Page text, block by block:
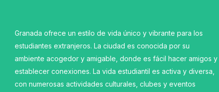
Granada ofrece un estilo de vida único y vibrante para los
estudiantes extranjeros. La ciudad es conocida por su
ambiente acogedor y amigable, donde es fácil hacer amigos y
establecer conexiones. La vida estudiantil es activa y diversa,
con numerosas actividades culturales, clubes y eventos